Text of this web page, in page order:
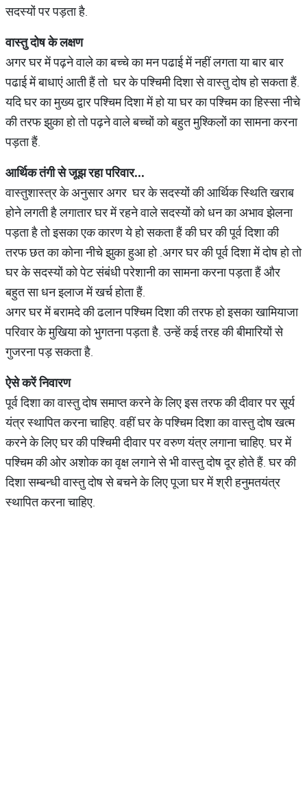
सदस्यों पर पड़ता है.
वास्तुदोषकेलक्षण
अगर घर में पढ़ने वाले का बच्चे का मन पढाई में नहीं लगता या बार बार
पढाई में बाधाएं आती हैं तो घर के पश्चिमी दिशा से वास्तु दोष हो सकता हैं.
यदि घर का मुख्य द्वार पश्चिम दिशा में हो या घर का पश्चिम का हिस्सा नीचे
की तरफ झुका हो तो पढ़ने वाले बच्चों को बहुत मुश्किलों का सामना करना
पड़ता हैं.
आर्थिकतंगीसेजूझरहापरिवार...
वास्‍तुशास्‍त्र के अनुसार अगर घर के सदस्यों की आर्थिक स्थिति खराब
होने लगती है लगातार घर में रहने वाले सदस्यों को धन का अभाव झेलना
पड़ता है तो इसका एक कारण ये हो सकता हैं की घर की पूर्व दिशा की
तरफ छत का कोना नीचे झुका हुआ हो .अगर घर की पूर्व दिशा में दोष हो तो
घर के सदस्यों को पेट संबंधी परेशानी का सामना करना पड़ता हैं और
बहुत सा धन इलाज में खर्च होता हैं.
अगर घर में बरामदे की ढलान पश्चिम दिशा की तरफ हो इसका खामियाजा
परिवार के मुखिया को भुगतना पड़ता है. उन्हें कई तरह की बीमारियों से
गुजरना पड़ सकता है.
ऐसेकरेंनिवारण
पूर्व दिशा का वास्तु दोष समाप्त करने के लिए इस तरफ की दीवार पर सूर्य
यंत्र स्‍थाप‍ित करना चाहिए. वहीं घर के पश्चिम दिशा का वास्तु दोष खत्म
करने के लिए घर की पश्चिमी दीवार पर वरुण यंत्र लगाना चाह‍िए. घर में
पश्चिम की ओर अशोक का वृक्ष लगाने से भी वास्तु दोष दूर होते हैं. घर की
दिशा सम्बन्धी वास्तु दोष से बचने के लिए पूजा घर में श्री हनुमतयंत्र
स्थापित करना चाह‍िए.